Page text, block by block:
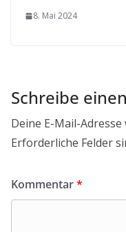
8. Mai 2024
Schreibe
Deine E-Mail-
Erforderliche Felder
Kommentar*